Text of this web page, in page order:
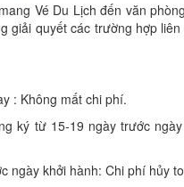
Vé Du Lịch đến văn
giải quyết các trường hợp
: Không mất chi phí.
ký từ 15-19 ngày trước
khởi hành: Chi phí hủy